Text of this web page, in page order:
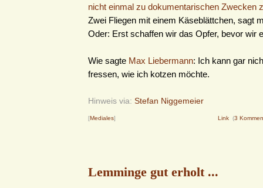
nicht einmal zu dokumentarischen Zwecken
Zwei Fliegen mit einem Käseblättchen, sagt
Oder: Erst schaffen wir das Opfer, bevor wir
Wie sagte Max Liebermann: Ich kann gar
fressen, wie ich kotzen möchte.
Hinweis via: Stefan Niggemeier
[Mediales] Link (3
Lemminge gut erholt ...